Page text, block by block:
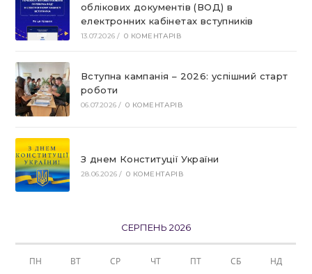
облікових документів (ВОД) в
електронних кабінетах вступників
13.07.2026 / 0 КОМЕНТАРІВ
Вступна кампанія – 2026: успішний старт
роботи
06.07.2026 / 0 КОМЕНТАРІВ
З днем Конституції України
28.06.2026 / 0 КОМЕНТАРІВ
СЕРПЕНЬ 2026
ПН ВТ СР ЧТ ПТ СБ НД